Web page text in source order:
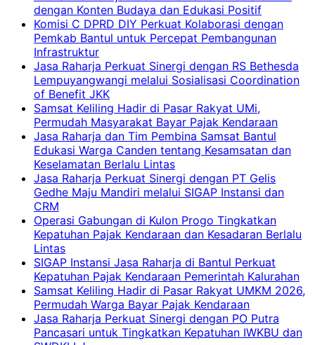
dengan Konten Budaya dan Edukasi Positif
Komisi C DPRD DIY Perkuat Kolaborasi dengan
Pemkab Bantul untuk Percepat Pembangunan
Infrastruktur
Jasa Raharja Perkuat Sinergi dengan RS Bethesda
Lempuyangwangi melalui Sosialisasi Coordination
of Benefit JKK
Samsat Keliling Hadir di Pasar Rakyat UMi,
Permudah Masyarakat Bayar Pajak Kendaraan
Jasa Raharja dan Tim Pembina Samsat Bantul
Edukasi Warga Canden tentang Kesamsatan dan
Keselamatan Berlalu Lintas
Jasa Raharja Perkuat Sinergi dengan PT Gelis
Gedhe Maju Mandiri melalui SIGAP Instansi dan
CRM
Operasi Gabungan di Kulon Progo Tingkatkan
Kepatuhan Pajak Kendaraan dan Kesadaran Berlalu
Lintas
SIGAP Instansi Jasa Raharja di Bantul Perkuat
Kepatuhan Pajak Kendaraan Pemerintah Kalurahan
Samsat Keliling Hadir di Pasar Rakyat UMKM 2026,
Permudah Warga Bayar Pajak Kendaraan
Jasa Raharja Perkuat Sinergi dengan PO Putra
Pancasari untuk Tingkatkan Kepatuhan IWKBU dan